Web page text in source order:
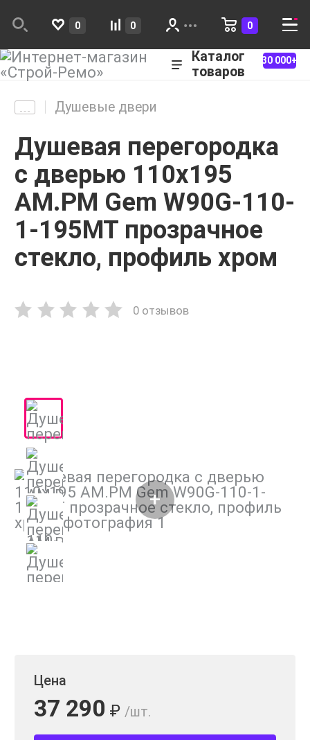
0 0 0
Каталог
товаров
30 000+
Душевые двери
Душевая перегородка
с дверью 110x195
AM.PM Gem W90G-110-
1-195MT прозрачное
стекло, профиль хром
0 отзывов
Цена
37 290 ₽ /шт.